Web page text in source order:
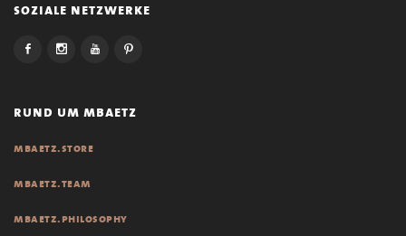
soziale netzwerke
rund um mbaetz
mbaetz.store
mbaetz.team
mbaetz.philosophy